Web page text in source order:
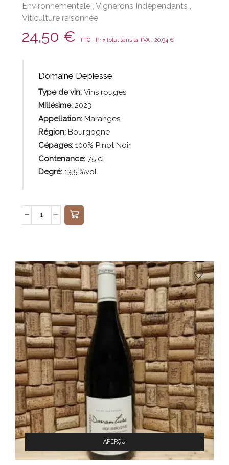
Environnementale Vignerons Indépendants
Viticulture raisonnée
24,50 € TTC - Prix total sans la TVA : 20,94 €
Domaine Depiesse
Type de vin: Vins rouges
Millésime: 2023
Appellation:Maranges
Région: Bourgogne
Cépages: 100% Pinot Noir
Contenance: 75 cl
Degré:13,5 %vol
APERÇU